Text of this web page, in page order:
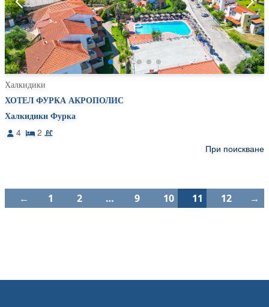
Халкидики
ХОТЕЛ ФУРКА АКРОПОЛИС
Халкидики Фурка
4
2
При поискване
← 1 2 … 9 10 11 12 →